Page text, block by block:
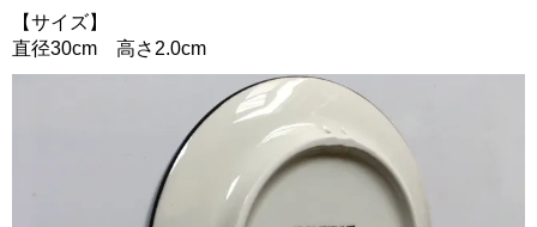
【サイズ】
直径30cm 高さ2.0cm